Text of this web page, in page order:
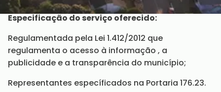
Especificação do serviço oferecido:
Regulamentada pela Lei 1.412/2012 que
regulamenta o acesso à informação , a
publicidade e a transparência do município;
Representantes específicados na Portaria 176.23.